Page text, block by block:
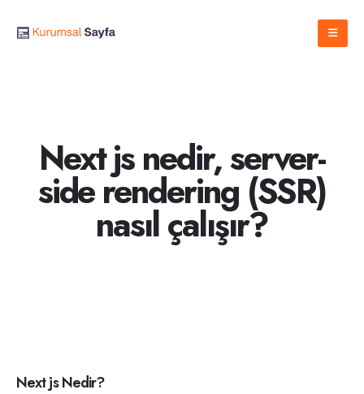
Next js nedir, server-
side rendering (SSR)
nasıl çalışır?
Next js Nedir?